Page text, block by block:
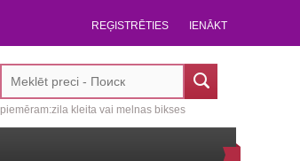
REĢISTRĒTIES IENĀKT
piemēram:zila kleita vai melnas bikses